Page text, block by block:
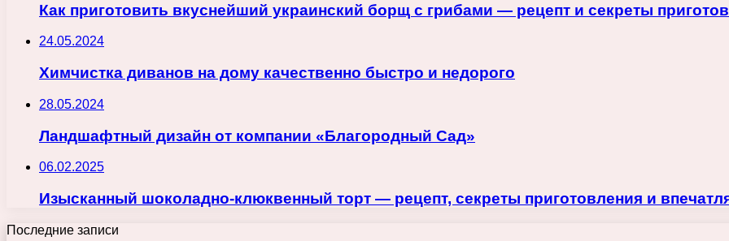
Как приготовить вкуснейший украинский борщ с грибами — рецепт и секреты
24.05.2024
Химчистка диванов на дому качественно быстро и недорого
28.05.2024
Ландшафтный дизайн от компании «Благородный Сад»
06.02.2025
Изысканный шоколадно-клюквенный торт — рецепт, секреты приготовления и
Последние записи